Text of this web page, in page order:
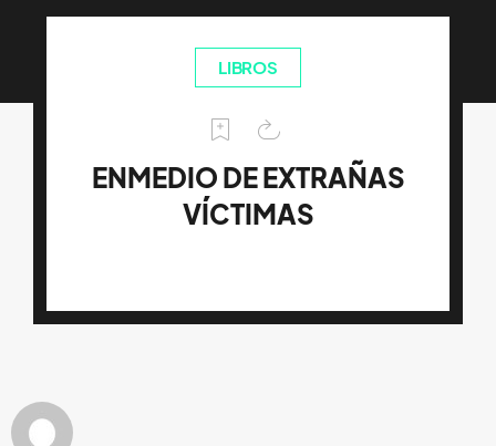
LIBROS
ENMEDIO DE EXTRAÑAS
VÍCTIMAS